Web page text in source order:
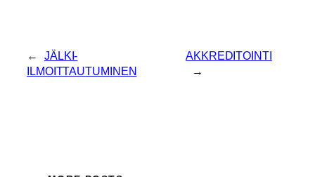
←
JÄLKI-
ILMOITTAUTUMINEN
AKKREDITOINTI
→